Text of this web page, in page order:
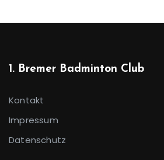
1. Bremer Badminton Club
Kontakt
Impressum
Datenschutz